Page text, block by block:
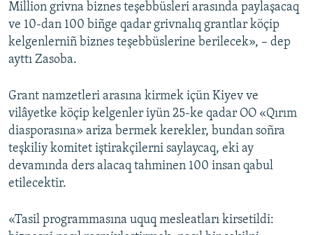
Million grivna biznes teşebbüsleri arasında paylaşacaq
ve 10-dan 100 biñge qadar grivnalıq grantlar köçip
kelgenlerniñ biznes teşebbüslerine berilecek», – dep
ayttı Zasoba.
Grant namzetleri arasına kirmek içün Kiyev ve
vilâyetke köçip kelgenler iyün 25-ke qadar OO «Qırım
diasporasına» ariza bermek kerekler, bundan soñra
teşkiliy komitet iştirakçilerni saylaycaq, eki ay
devamında ders alacaq tahminen 100 insan qabul
etilecektir.
«Tasil programmasına uquq mesleatları kirsetildi: